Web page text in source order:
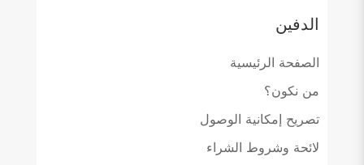
الدفين
الصفحة الرئيسية
من نكون؟
تصريح إمكانية الوصول
لائحة وشروط الشراء